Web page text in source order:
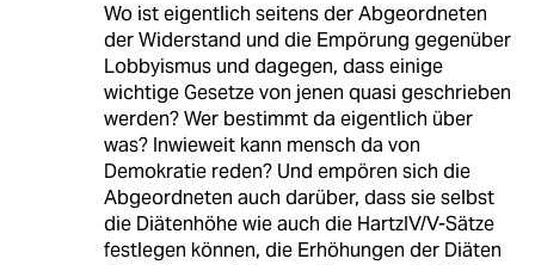
Wo ist eigentlich seitens der Abgeordneten
der Widerstand und die Empörung gegenüber
Lobbyismus und dagegen, dass einige
wichtige Gesetze von jenen quasi geschrieben
werden? Wer bestimmt da eigentlich über
was? Inwieweit kann mensch da von
Demokratie reden? Und empören sich die
Abgeordneten auch darüber, dass sie selbst
die Diätenhöhe wie auch die HartzIV/V-Sätze
festlegen können, die Erhöhungen der Diäten